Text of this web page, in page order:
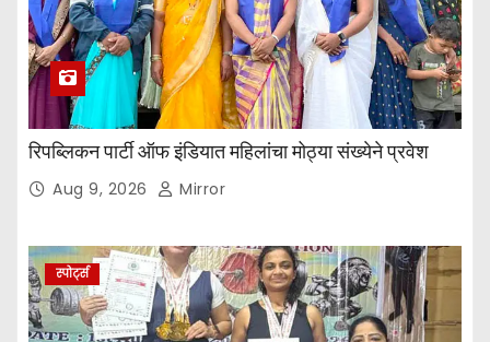
रिपब्लिकन पार्टी ऑफ इंडियात महिलांचा मोठ्या संख्येने प्रवेश
Aug 9, 2026 Mirror
स्पोर्ट्स